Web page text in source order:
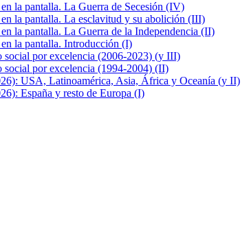
la pantalla. La Guerra de Secesión (IV)
la pantalla. La esclavitud y su abolición (III)
la pantalla. La Guerra de la Independencia (II)
la pantalla. Introducción (I)
social por excelencia (2006-2023) (y III)
social por excelencia (1994-2004) (II)
USA, Latinoamérica, Asia, África y Oceanía (y II)
España y resto de Europa (I)